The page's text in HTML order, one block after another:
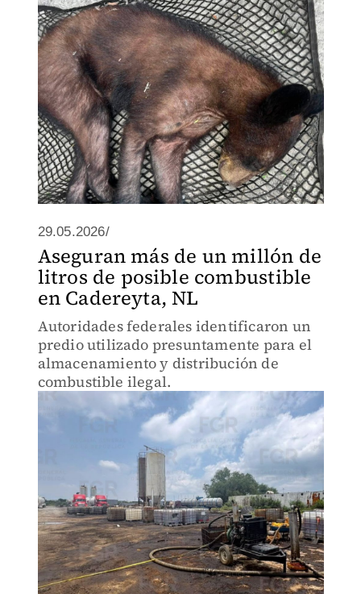
29.05.2026/
Aseguran más de un millón de
litros de posible combustible
en Cadereyta, NL
Autoridades federales identificaron un
predio utilizado presuntamente para el
almacenamiento y distribución de
combustible ilegal.